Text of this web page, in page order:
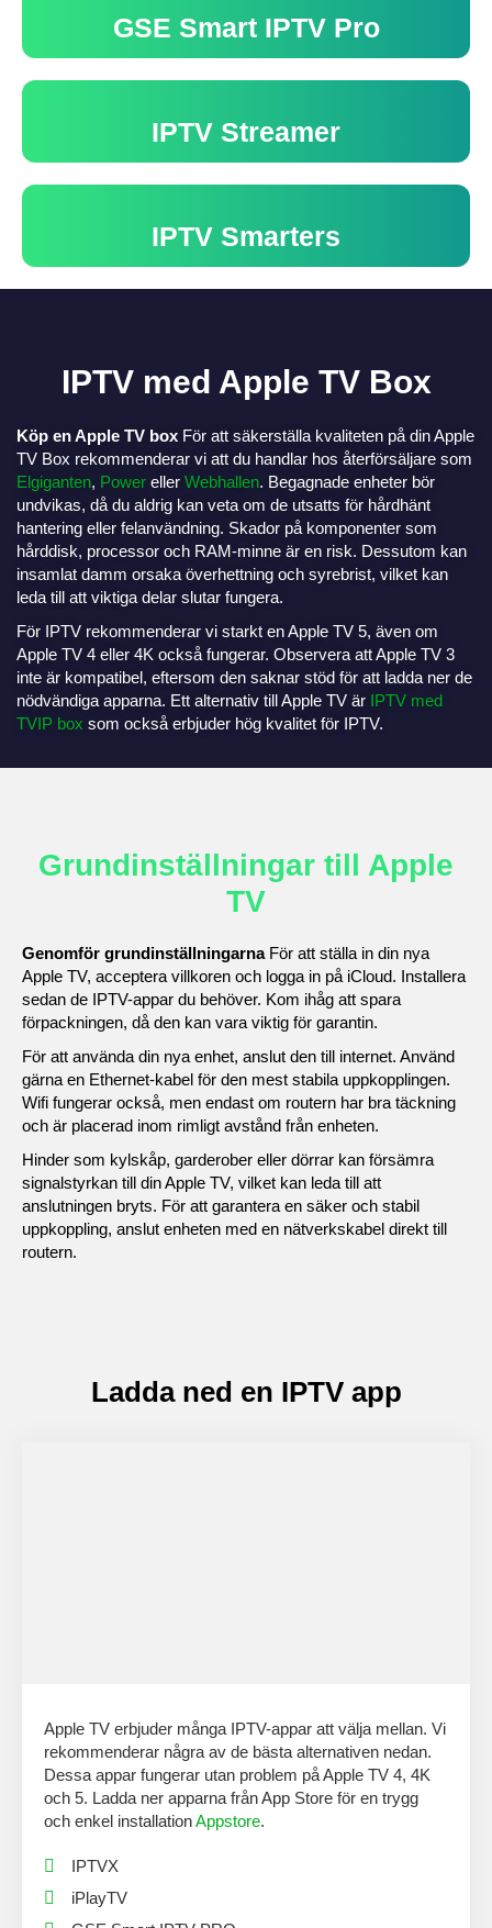
GSE Smart IPTV Pro
IPTV Streamer
IPTV Smarters
IPTV med Apple TV Box
Köp en Apple TV box För att säkerställa kvaliteten på din Apple
TV Box rekommenderar vi att du handlar hos återförsäljare som
Elgiganten, Power eller Webhallen. Begagnade enheter bör
undvikas, då du aldrig kan veta om de utsatts för hårdhänt
hantering eller felanvändning. Skador på komponenter som
hårddisk, processor och RAM-minne är en risk. Dessutom kan
insamlat damm orsaka överhettning och syrebrist, vilket kan
leda till att viktiga delar slutar fungera.
För IPTV rekommenderar vi starkt en Apple TV 5, även om
Apple TV 4 eller 4K också fungerar. Observera att Apple TV 3
inte är kompatibel, eftersom den saknar stöd för att ladda ner de
nödvändiga apparna. Ett alternativ till Apple TV är IPTV med
TVIP box som också erbjuder hög kvalitet för IPTV.
Grundinställningar till Apple
TV
Genomför grundinställningarnaFör att ställa in din nya
Apple TV, acceptera villkoren och logga in på iCloud. Installera
sedan de IPTV-appar du behöver. Kom ihåg att spara
förpackningen, då den kan vara viktig för garantin.
För att använda din nya enhet, anslut den till internet. Använd
gärna en Ethernet-kabel för den mest stabila uppkopplingen.
Wifi fungerar också, men endast om routern har bra täckning
och är placerad inom rimligt avstånd från enheten.
Hinder som kylskåp, garderober eller dörrar kan försämra
signalstyrkan till din Apple TV, vilket kan leda till att
anslutningen bryts. För att garantera en säker och stabil
uppkoppling, anslut enheten med en nätverkskabel direkt till
routern.
Ladda ned en IPTV app
Apple TV erbjuder många IPTV-appar att välja mellan. Vi
rekommenderar några av de bästa alternativen nedan.
Dessa appar fungerar utan problem på Apple TV 4, 4K
och 5. Ladda ner apparna från App Store för en trygg
och enkel installationAppstore.
IPTVX
iPlayTV